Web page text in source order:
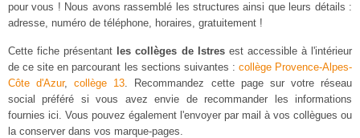
pour vous ! Nous avons rassemblé les structures ainsi que leurs détails :
adresse, numéro de téléphone, horaires, gratuitement !
Cette fiche présentant les collèges de Istresest accessible à l'intérieur
de ce site en parcourant les sections suivantes : collège Provence-Alpes-
Côte d'Azur,collège 13. Recommandez cette page sur votre réseau
social préféré si vous avez envie de recommander les informations
fournies ici. Vous pouvez également l'envoyer par mail à vos collègues ou
la conserver dans vos marque-pages.